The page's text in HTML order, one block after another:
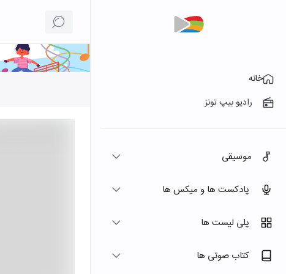
خانه
رادیو بیپ تونز
موسیقی
پادکست ها و میکس ها
پلی لیست ها
کتاب صوتی ها